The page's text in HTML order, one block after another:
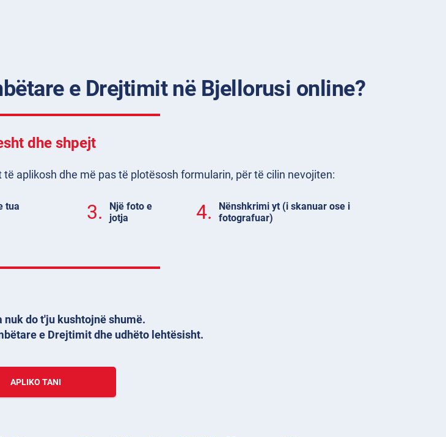
e Drejtimit në Bjellorusi online?
dhe shpejt
aplikosh dhe më pas të plotësosh formularin, për të cilin nevojiten:
tua
3.
Një foto e
jotja
4.
Nënshkrimi yt (i skanuar ose i
fotografuar)
nuk do t'ju kushtojnë shumë.
e Drejtimit dhe udhëto lehtësisht.
APLIKO TANI